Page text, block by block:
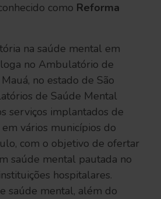
como Reforma
na saúde mental em
no Ambulatório de
no estado de São
de Saúde Mental
serviços implantados de
vários municípios do
com o objetivo de ofertar
saúde mental pautada no
hospitalares.
saúde mental, além do